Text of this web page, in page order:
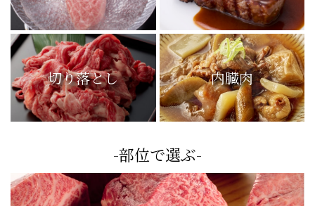
切り落とし 内臓肉
-部位で選ぶ-